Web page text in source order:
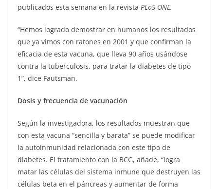
publicados esta semana en la revista PLoS ONE.
“Hemos logrado demostrar en humanos los resultados
que ya vimos con ratones en 2001 y que confirman la
eficacia de esta vacuna, que lleva 90 años usándose
contra la tuberculosis, para tratar la diabetes de tipo
1”, dice Fautsman.
Dosis y frecuencia de vacunación
Según la investigadora, los resultados muestran que
con esta vacuna “sencilla y barata” se puede modificar
la autoinmunidad relacionada con este tipo de
diabetes. El tratamiento con la BCG, añade, “logra
matar las células del sistema inmune que destruyen las
células beta en el páncreas y aumentar de forma